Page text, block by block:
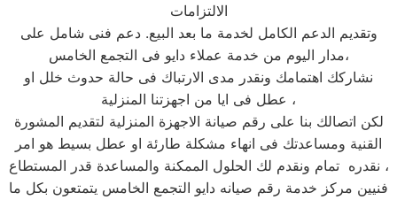
الالتزامات
وتقديم الدعم الكامل لخدمة ما بعد البيع. دعم فنى شامل على
مدار اليوم من خدمة عملاء دايو فى التجمع الخامس،
نشاركك اهتمامك ونقدر مدى الارتباك فى حالة حدوث خلل او
عطل فى ايا من اجهزتنا المنزلية ،
لكن اتصالك بنا على رقم صيانة الاجهزة المنزلية لتقديم المشورة
القنية ومساعدتك فى انهاء مشكلة طارئة او عطل بسيط هو امر
نقدره تمام ونقدم لك الحلول الممكنة والمساعدة قدر المستطاع ،
فنيين مركز خدمة رقم صيانه دايو التجمع الخامس يتمتعون بكل ما